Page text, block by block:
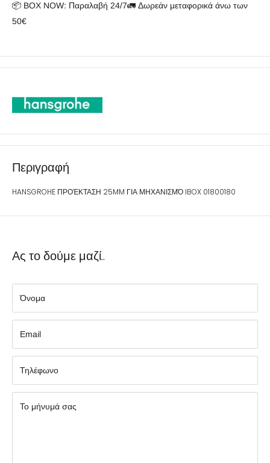
📦 BOX NOW: Παραλαβή 24/7🚛 Δωρεάν μεταφορικά άνω των
50€
Περιγραφή
HANSGROHE ΠΡΟΈΚΤΑΣΗ 25MM ΓΙΑ ΜΗΧΑΝΙΣΜΌ IBOX 01800180
Ας το δούμε μαζί..
Όνομα
Εmail
Τηλέφωνο
Το μήνυμά σας